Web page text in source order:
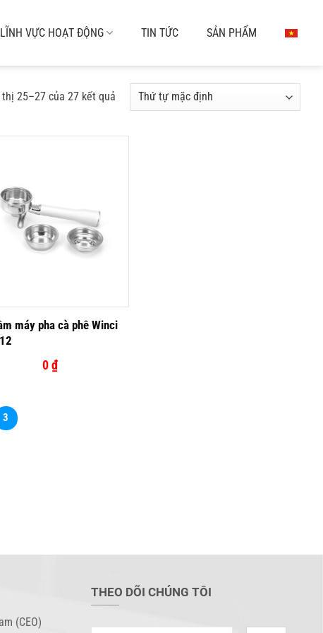
LĨNH VỰC HOẠT ĐỘNG TIN TỨC SẢN PHẨM
thị 25–27 của 27 kết quả
máy pha cà phê Winci
0₫
3
(CEO)
THEO DÕI CHÚNG TÔI